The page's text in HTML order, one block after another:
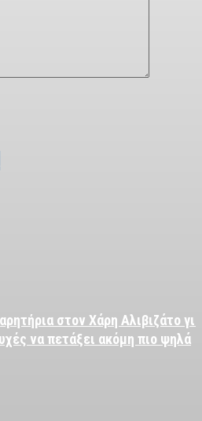
στον Χάρη Αλιβιζάτο για
να πετάξει ακόμη πιο ψηλά